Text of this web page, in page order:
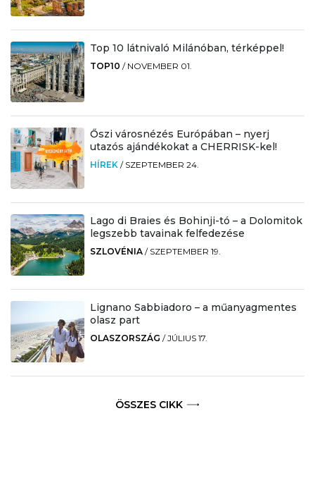
Top 10 látnivaló Milánóban, térképpel!
TOP10 / NOVEMBER 01.
Őszi városnézés Európában – nyerj
utazós ajándékokat a CHERRISK-kel!
HÍREK / SZEPTEMBER 24.
Lago di Braies és Bohinji-tó – a Dolomitok
legszebb tavainak felfedezése
SZLOVÉNIA / SZEPTEMBER 19.
Lignano Sabbiadoro – a műanyagmentes
olasz part
OLASZORSZÁG /JÚLIUS 17.
ÖSSZES CIKK